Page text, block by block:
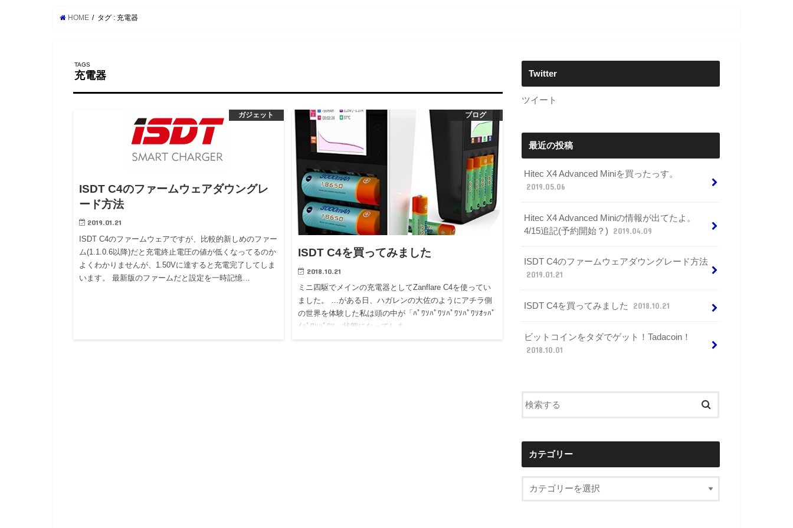
HOME タグ : 充電器
充電器
ガジェット
ISDT C4のファームウェアダウングレ
ード方法
2019.01.21
ISDT C4のファームウェアですが、比較的新しめのファー
ム(1.1.0.6以降)だと充電終止電圧の値が低くなってるのか
よくわかりませんが、1.50Vに達すると充電完了してしま
います。 最新版のファームだと設定を一時記憶…
ブログ
ISDT C4を買ってみました
2018.10.21
ミニ四駆でメインの充電器としてZanflare C4を使ってい
ました。 …がある日、ハガレンの大佐のようにアチラ側
の世界を体験した私は頭の中が「ﾊﾟﾜｿﾊﾟﾜｿﾊﾟﾜｿﾊﾟﾜｿｵｯﾊﾟ
ｲﾊﾟﾜｿﾊﾟﾜｿ」状態になってしま…
Twitter
ツイート
最近の投稿
Hitec X4 Advanced Miniを買ったっす。
2019.05.06
Hitec X4 Advanced Miniの情報が出てたよ。
4/15追記(予約開始？)
2019.04.09
ISDT C4のファームウェアダウングレード方法
2019.01.21
ISDT C4を買ってみました 2018.10.21
ビットコインをタダでゲット！Tadacoin！
2018.10.01
カテゴリー